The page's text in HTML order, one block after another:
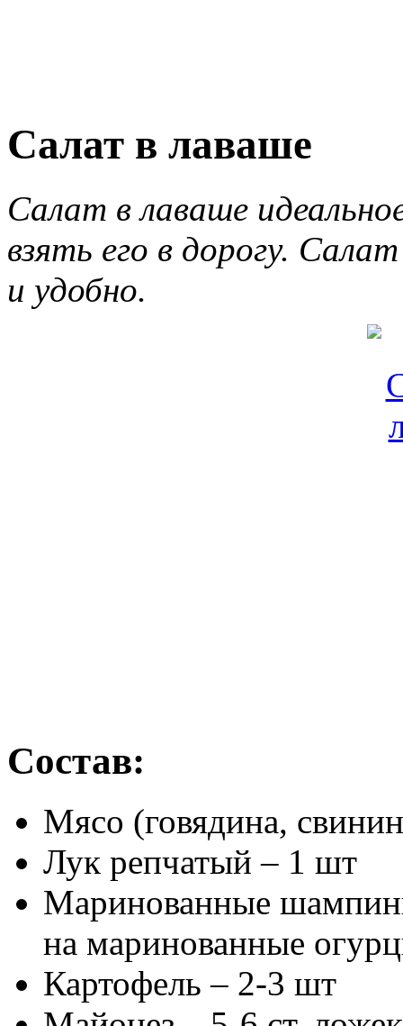
Салат в лаваше
Салат в лаваше
взять его в дорогу.
и удобно.
Состав:
Мясо (говядина,
Лук репчатый – 1 шт
Маринованные
на маринованные
Картофель – 2-3 шт